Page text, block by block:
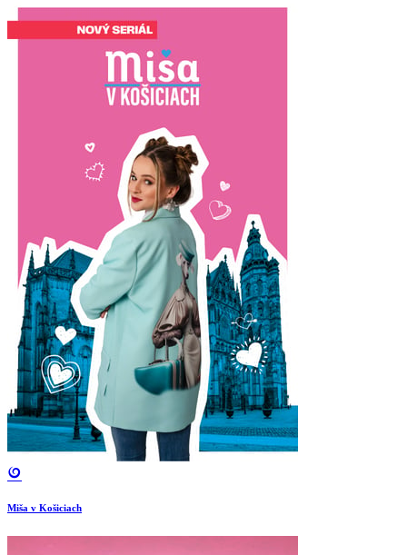
Miša v Košiciach